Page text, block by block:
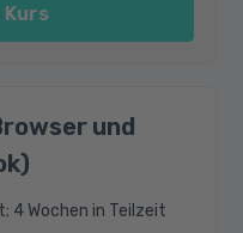
Kurs
und
4 Wochen in Teilzeit